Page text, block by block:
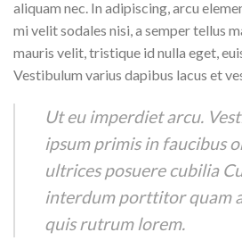
aliquam nec. In adipiscing, arcu
mi velit sodales nisi, a semper tellus
mauris velit, tristique id nulla eget,
Vestibulum varius dapibus lacus et
Ut eu imperdiet arcu.
ipsum primis in faucibus
ultrices posuere cubilia
interdum porttitor quam
quis rutrum lorem.